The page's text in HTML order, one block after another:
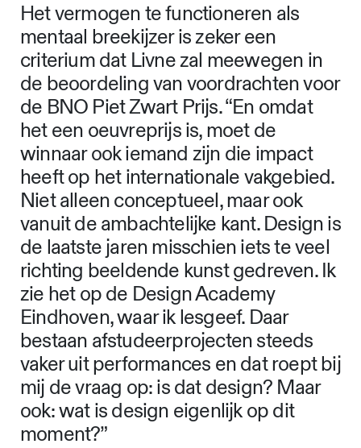
Het vermogen te functioneren als
mentaal breekijzer is zeker een
criterium dat Livne zal meewegen in
de beoordeling van voordrachten voor
de BNO Piet Zwart Prijs. “En omdat
het een oeuvreprijs is, moet de
winnaar ook iemand zijn die impact
heeft op het internationale vakgebied.
Niet alleen conceptueel, maar ook
vanuit de ambachtelijke kant. Design is
de laatste jaren misschien iets te veel
richting beeldende kunst gedreven. Ik
zie het op de Design Academy
Eindhoven, waar ik lesgeef. Daar
bestaan afstudeerprojecten steeds
vaker uit performances en dat roept bij
mij de vraag op: is dat design? Maar
ook: wat is design eigenlijk op dit
moment?”